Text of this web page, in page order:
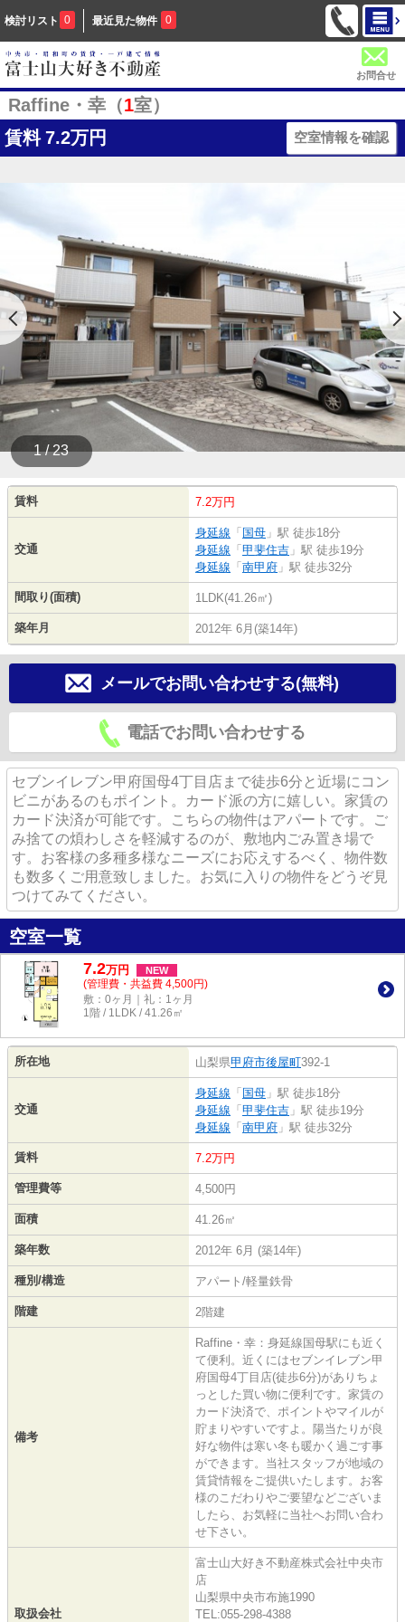
検討リスト 0 最近見た物件 0
お問合せ
Raffine・幸（1室）
賃料 7.2万円 空室情報を確認
1 / 23
賃料 7.2万円
交通
身延線 「 国母 」駅 徒歩18分
身延線 「 甲斐住吉 」駅 徒歩19分
身延線 「 南甲府 」駅 徒歩32分
間取り(面積) 1LDK(41.26㎡)
築年月 2012年 6月(築14年)
メールでお問い合わせする(無料)
電話でお問い合わせする
セブンイレブン甲府国母4丁目店まで徒歩6分と近場にコン
ビニがあるのもポイント。カード派の方に嬉しい。家賃の
カード決済が可能です。こちらの物件はアパートです。ご
み捨ての煩わしさを軽減するのが、敷地内ごみ置き場で
す。お客様の多種多様なニーズにお応えするべく、物件数
も数多くご用意致しました。お気に入りの物件をどうぞ見
つけてみてください。
空室一覧
7.2万円 NEW
(管理費・共益費 4,500円)
敷：0ヶ月｜礼：1ヶ月
1階 / 1LDK / 41.26㎡
所在地 山梨県甲府市後屋町392-1
交通
身延線 「 国母 」駅 徒歩18分
身延線 「 甲斐住吉 」駅 徒歩19分
身延線 「 南甲府 」駅 徒歩32分
賃料 7.2万円
管理費等 4,500円
面積 41.26㎡
築年数 2012年 6月 (築14年)
種別/構造 アパート/軽量鉄骨
階建 2階建
備考
Raffine・幸：身延線国母駅にも近く
て便利。近くにはセブンイレブン甲
府国母4丁目店(徒歩6分)がありちょ
っとした買い物に便利です。家賃の
カード決済で、ポイントやマイルが
貯まりやすいですよ。陽当たりが良
好な物件は寒い冬も暖かく過ごす事
ができます。当社スタッフが地域の
賃貸情報をご提供いたします。お客
様のこだわりやご要望などございま
したら、お気軽に当社へお問い合わ
せ下さい。
取扱会社
富士山大好き不動産株式会社中央市
店
山梨県中央市布施1990
TEL:055-298-4388